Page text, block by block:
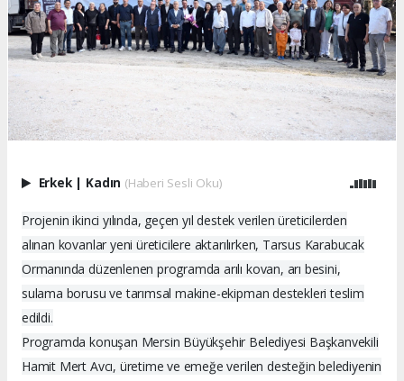
Erkek Kadın (Haberi Sesli Oku)
Projenin ikinci yılında, geçen yıl destek verilen üreticilerden
alınan kovanlar yeni üreticilere aktarılırken, Tarsus Karabucak
Ormanında düzenlenen programda arılı kovan, arı besini,
sulama borusu ve tarımsal makine-ekipman destekleri teslim
edildi.
Programda konuşan Mersin Büyükşehir Belediyesi Başkanvekili
Hamit Mert Avcı, üretime ve emeğe verilen desteğin belediyenin